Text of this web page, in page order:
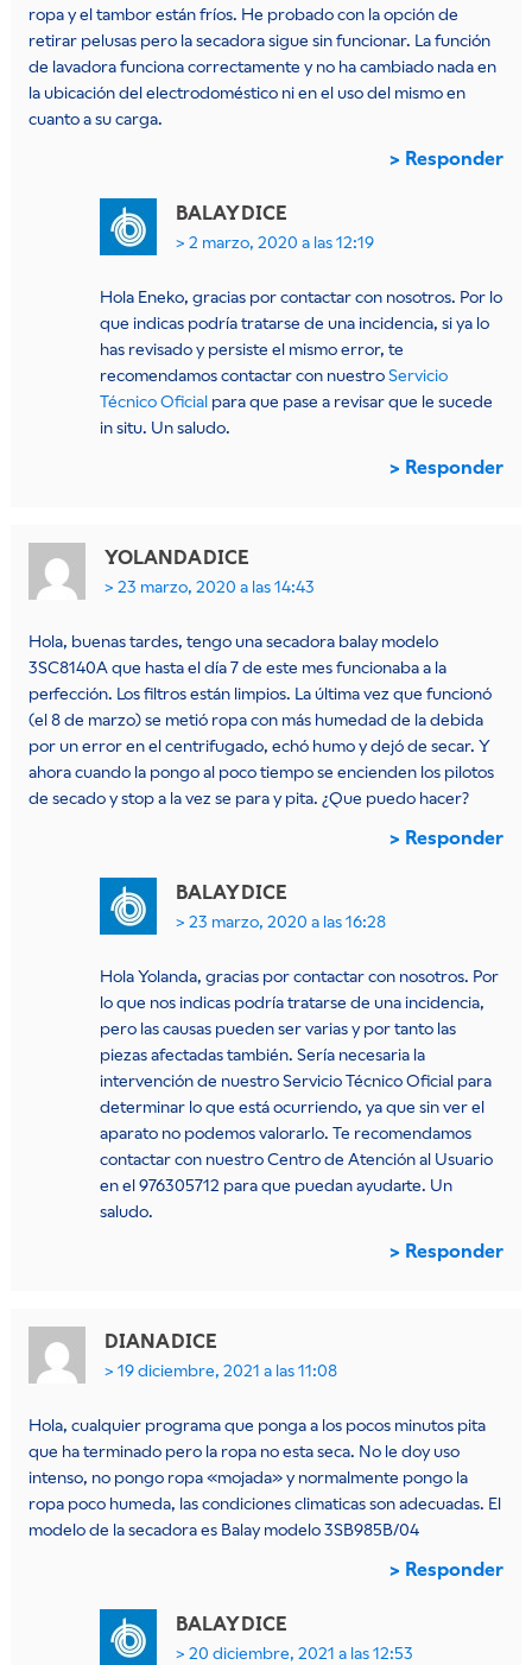
ropa y el tambor están fríos. He probado con la opción de
retirar pelusas pero la secadora sigue sin funcionar. La función
de lavadora funciona correctamente y no ha cambiado nada en
la ubicación del electrodoméstico ni en el uso del mismo en
cuanto a su carga.
Responder
BALAY DICE
2 marzo, 2020 a las 12:19
Hola Eneko, gracias por contactar con nosotros. Por lo
que indicas podría tratarse de una incidencia, si ya lo
has revisado y persiste el mismo error, te
recomendamos contactar con nuestroServicio
Técnico Oficialpara que pase a revisar que le sucede
in situ. Un saludo.
Responder
YOLANDA DICE
23 marzo, 2020 a las 14:43
Hola, buenas tardes, tengo una secadora balay modelo
3SC8140A que hasta el día 7 de este mes funcionaba a la
perfección. Los filtros están limpios. La última vez que funcionó
(el 8 de marzo) se metió ropa con más humedad de la debida
por un error en el centrifugado, echó humo y dejó de secar. Y
ahora cuando la pongo al poco tiempo se encienden los pilotos
de secado y stop a la vez se para y pita. ¿Que puedo hacer?
Responder
BALAY DICE
23 marzo, 2020 a las 16:28
Hola Yolanda, gracias por contactar con nosotros. Por
lo que nos indicas podría tratarse de una incidencia,
pero las causas pueden ser varias y por tanto las
piezas afectadas también. Sería necesaria la
intervención de nuestro Servicio Técnico Oficial para
determinar lo que está ocurriendo, ya que sin ver el
aparato no podemos valorarlo. Te recomendamos
contactar con nuestro Centro de Atención al Usuario
en el 976305712 para que puedan ayudarte. Un
saludo.
Responder
DIANA DICE
19 diciembre, 2021 a las 11:08
Hola, cualquier programa que ponga a los pocos minutos pita
que ha terminado pero la ropa no esta seca. No le doy uso
intenso, no pongo ropa «mojada» y normalmente pongo la
ropa poco humeda, las condiciones climaticas son adecuadas. El
modelo de la secadora es Balay modelo 3SB985B/04
Responder
BALAY DICE
20 diciembre, 2021 a las 12:53